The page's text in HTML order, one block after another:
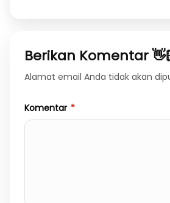
Berikan Komentar
Alamat email Anda tidak akan
Komentar *